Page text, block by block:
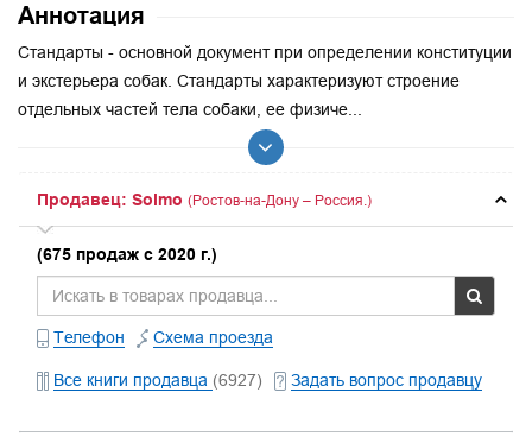
Аннотация
Стандарты - основной документ при определении конституции
и экстерьера собак. Стандарты характеризуют строение
отдельных частей тела собаки, ее физиче...
Продавец: Solmo (Ростов-на-Дону – Россия.)
(675 продаж с 2020 г.)
Телефон Схема проезда
Все книги продавца (6927) Задать вопрос продавцу